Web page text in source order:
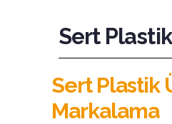
Sert
Sert Plastik
Markalama